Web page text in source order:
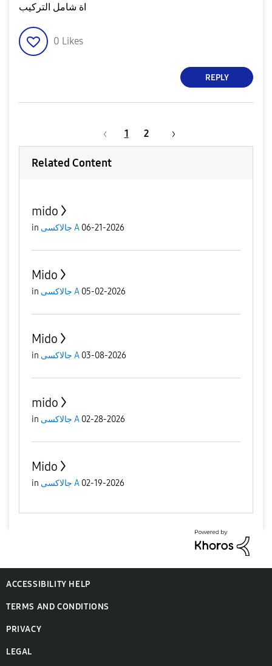
اة شامل التركيب
0 Likes
REPLY
1 2
Related Content
mido
in جالاكسى A 06-21-2026
Mido
in جالاكسى A 05-02-2026
Mido
in جالاكسى A 03-08-2026
mido
in جالاكسى A 02-28-2026
Mido
in جالاكسى A 02-19-2026
ACCESSIBILITY HELP
TERMS AND CONDITIONS
PRIVACY
LEGAL